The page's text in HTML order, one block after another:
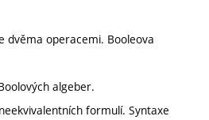
dvěma operacemi. Booleova
algeber.
formulí. Syntaxe